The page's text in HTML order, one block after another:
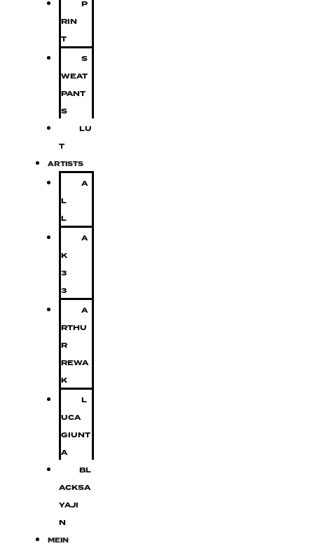
P
RIN
T
S
WEAT
PANT
S
LU
T
ARTISTS
A
L
L
A
K
3
3
A
RTHU
R
REWA
K
L
UCA
GIUNT
A
BL
ACKSA
YAJI
N
MEIN